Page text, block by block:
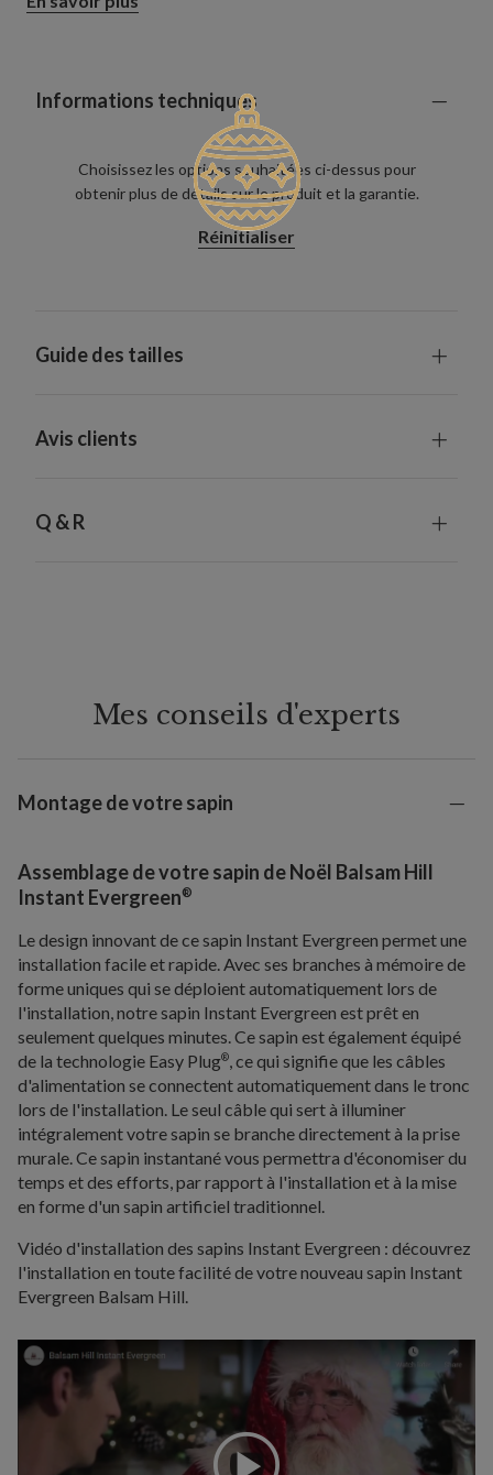
plus petits.
Informations techniques
Choisissez les options souhaitées ci-dessus pour
obtenir plus de détails sur le produit et la garantie.
Réinitialiser
Guide des tailles
Avis clients
Q & R
Mes conseils d'experts
Montage de votre sapin
Assemblage de votre sapin de Noël Balsam Hill
Instant Evergreen®
Le design innovant de ce sapin Instant Evergreen permet une
installation facile et rapide. Avec ses branches à mémoire de
forme uniques qui se déploient automatiquement lors de
l'installation, notre sapin Instant Evergreen est prêt en
seulement quelques minutes. Ce sapin est également équipé
de la technologie Easy Plug®, ce qui signifie que les câbles
d'alimentation se connectent automatiquement dans le tronc
lors de l'installation. Le seul câble qui sert à illuminer
intégralement votre sapin se branche directement à la prise
murale. Ce sapin instantané vous permettra d'économiser du
temps et des efforts, par rapport à l'installation et à la mise
en forme d'un sapin artificiel traditionnel.
Vidéo d'installation des sapins Instant Evergreen : découvrez
l'installation en toute facilité de votre nouveau sapin Instant
Evergreen Balsam Hill.